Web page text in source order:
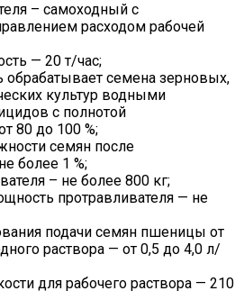
– самоходный с
расходом рабочей
— 20 т/час;
обрабатывает семена зерновых,
культур водными
с полнотой
80 до 100 %;
семян после
более 1 %;
– не более 800 кг;
протравливателя — не
подачи семян пшеницы от
раствора — от 0,5 до 4,0 л/
для рабочего раствора — 210